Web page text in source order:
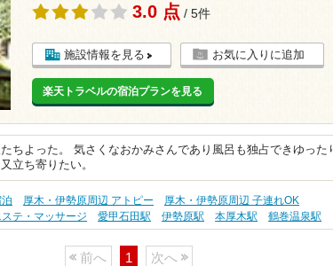
3.0 点 / 5件
施設情報を見る お気に入りに追加
楽天トラベルの宿泊プランを見る
ちよった。 気さくなおかみさんであり風呂も独占できゆった
立ち寄りたい。
厚木・伊勢原周辺 アトピー
厚木・伊勢原周辺 子連れOK
テ・マッサージ
愛甲石田駅 伊勢原駅 本厚木駅 鶴巻温泉駅
前へ 1 次へ